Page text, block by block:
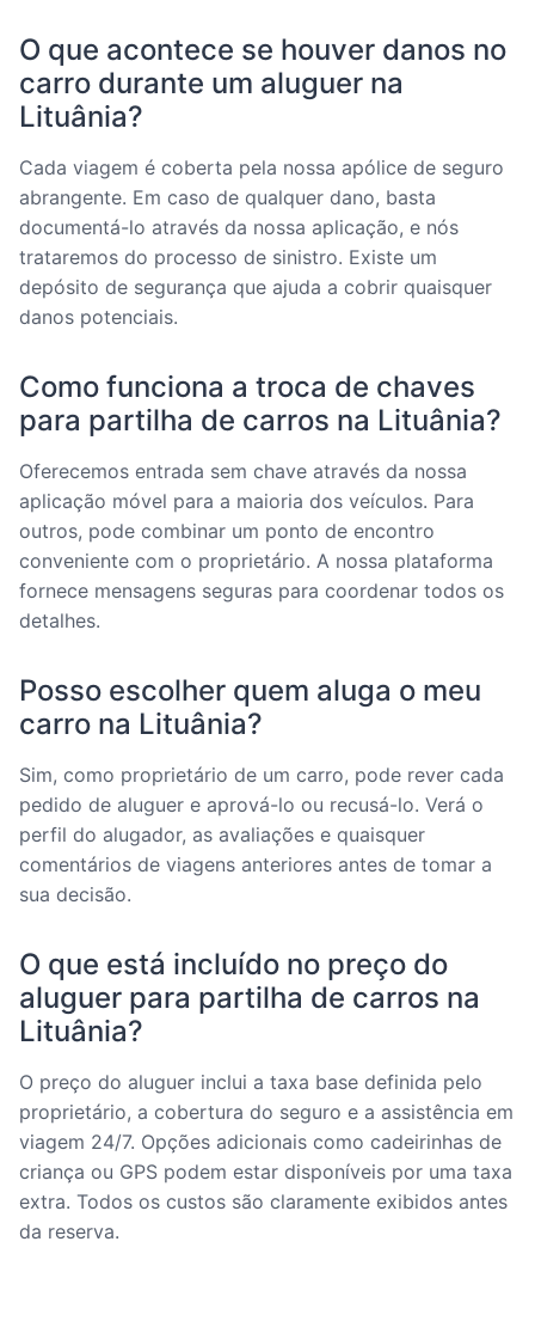
O que acontece se houver danos no
carro durante um aluguer na
Lituânia?
Cada viagem é coberta pela nossa apólice de seguro
abrangente. Em caso de qualquer dano, basta
documentá-lo através da nossa aplicação, e nós
trataremos do processo de sinistro. Existe um
depósito de segurança que ajuda a cobrir quaisquer
danos potenciais.
Como funciona a troca de chaves
para partilha de carros na Lituânia?
Oferecemos entrada sem chave através da nossa
aplicação móvel para a maioria dos veículos. Para
outros, pode combinar um ponto de encontro
conveniente com o proprietário. A nossa plataforma
fornece mensagens seguras para coordenar todos os
detalhes.
Posso escolher quem aluga o meu
carro na Lituânia?
Sim, como proprietário de um carro, pode rever cada
pedido de aluguer e aprová-lo ou recusá-lo. Verá o
perfil do alugador, as avaliações e quaisquer
comentários de viagens anteriores antes de tomar a
sua decisão.
O que está incluído no preço do
aluguer para partilha de carros na
Lituânia?
O preço do aluguer inclui a taxa base definida pelo
proprietário, a cobertura do seguro e a assistência em
viagem 24/7. Opções adicionais como cadeirinhas de
criança ou GPS podem estar disponíveis por uma taxa
extra. Todos os custos são claramente exibidos antes
da reserva.